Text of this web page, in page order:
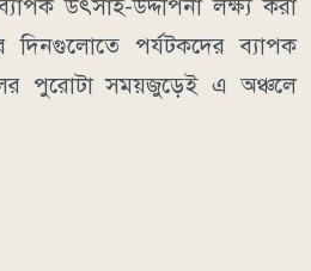
উৎসাহ-উদ্দীপনা লক্ষ্য করা
দিনগুলোতে পর্যটকদের ব্যাপক
পুরোটা সময়জুড়েই এ অঞ্চলে